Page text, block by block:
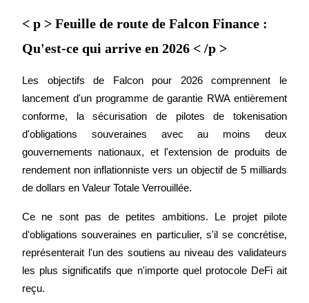
Plus d'événements
Se connecterS'inscrire
Se connecterS'inscrire
< p > Feuille de route de Falcon Finance :
Qu'est-ce qui arrive en 2026 < /p >
Les objectifs de Falcon pour 2026 comprennent le
lancement d'un programme de garantie RWA entièrement
conforme, la sécurisation de pilotes de tokenisation
d'obligations souveraines avec au moins deux
gouvernements nationaux, et l'extension de produits de
rendement non inflationniste vers un objectif de 5 milliards
de dollars en Valeur Totale Verrouillée.
Ce ne sont pas de petites ambitions. Le projet pilote
d'obligations souveraines en particulier, s'il se concrétise,
représenterait l'un des soutiens au niveau des validateurs
les plus significatifs que n'importe quel protocole DeFi ait
reçu.